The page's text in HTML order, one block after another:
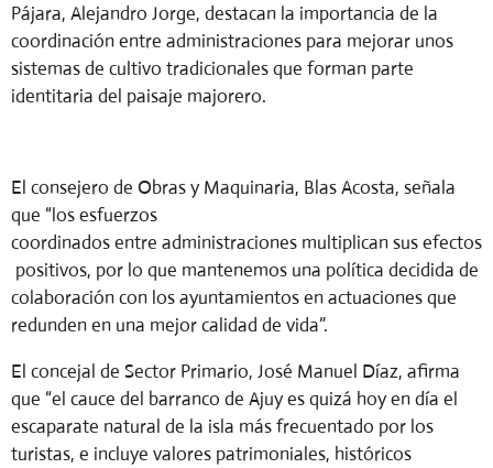
Pájara, Alejandro Jorge, destacan la importancia de la
coordinación entre administraciones para mejorar unos
sistemas de cultivo tradicionales que forman parte
identitaria del paisaje majorero.
El consejero de Obras y Maquinaria, Blas Acosta, señala
que “los esfuerzos
coordinadosentre administraciones multiplicansusefectos
positivos, por lo que mantenemos una política decidida de
colaboración con los ayuntamientos en actuaciones que
redunden en una mejor calidad de vida”.
El concejal de Sector Primario, José Manuel Díaz, afirma
que “el cauce del barranco de Ajuy es quizá hoy en día el
escaparate natural de la isla más frecuentado por los
turistas, e incluye valores patrimoniales, históricos